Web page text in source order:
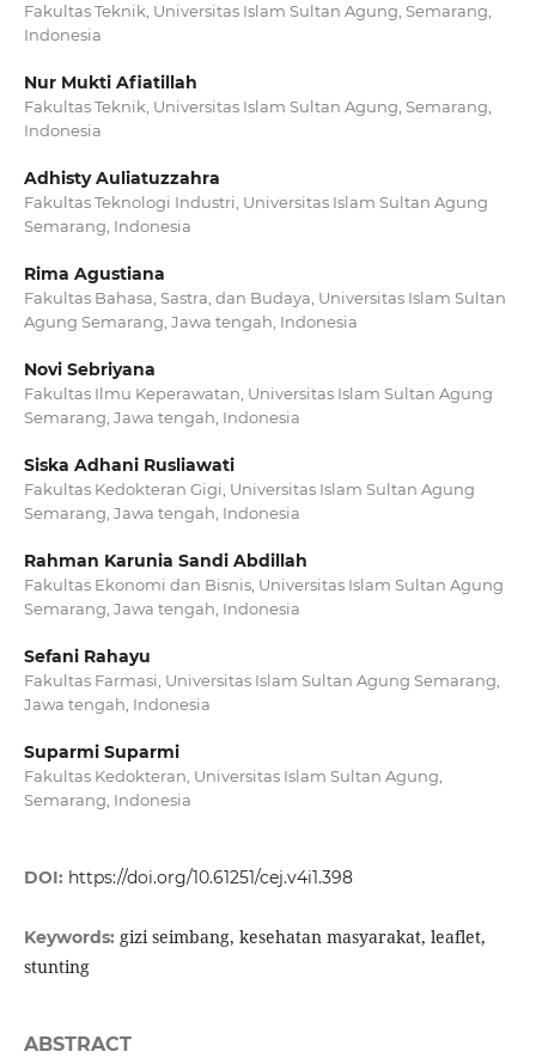
Fakultas Teknik, Universitas Islam Sultan Agung, Semarang,
Indonesia
Nur Mukti Afiatillah
Fakultas Teknik, Universitas Islam Sultan Agung, Semarang,
Indonesia
Adhisty Auliatuzzahra
Fakultas Teknologi Industri, Universitas Islam Sultan Agung
Semarang, Indonesia
Rima Agustiana
Fakultas Bahasa, Sastra, dan Budaya, Universitas Islam Sultan
Agung Semarang, Jawa tengah, Indonesia
Novi Sebriyana
Fakultas Ilmu Keperawatan, Universitas Islam Sultan Agung
Semarang, Jawa tengah, Indonesia
Siska Adhani Rusliawati
Fakultas Kedokteran Gigi, Universitas Islam Sultan Agung
Semarang, Jawa tengah, Indonesia
Rahman Karunia Sandi Abdillah
Fakultas Ekonomi dan Bisnis, Universitas Islam Sultan Agung
Semarang, Jawa tengah, Indonesia
Sefani Rahayu
Fakultas Farmasi, Universitas Islam Sultan Agung Semarang,
Jawa tengah, Indonesia
Suparmi Suparmi
Fakultas Kedokteran, Universitas Islam Sultan Agung,
Semarang, Indonesia
DOI: https://doi.org/10.61251/cej.v4i1.398
Keywords: gizi seimbang, kesehatan masyarakat, leaflet,
stunting
ABSTRACT